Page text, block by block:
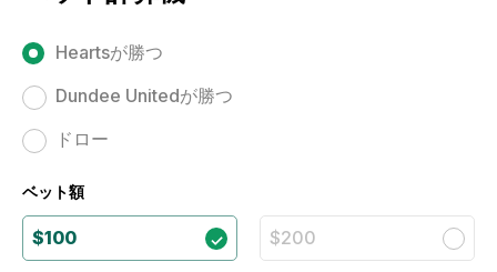
Heartsが勝つ
Dundee Unitedが勝つ
ドロー
ベット額
$100 $200